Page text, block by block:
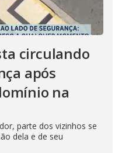
circulando
após
na
parte dos vizinhos se
dela e de seu